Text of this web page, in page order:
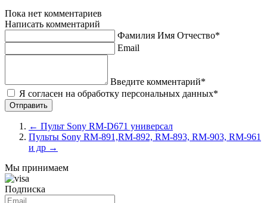
Пока нет комментариев
Написать комментарий
Фамилия Имя Отчество*
Email
Введите комментарий*
Я согласен на обработку персональных данных*
← Пульт Sony RM-D671 универсал
Пульты Sony RM-891,RM-892, RM-893, RM-903, RM-961
и др →
Мы принимаем
Подписка